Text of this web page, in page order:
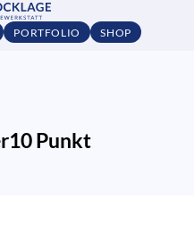
PORTFOLIO SHOP
Punkt